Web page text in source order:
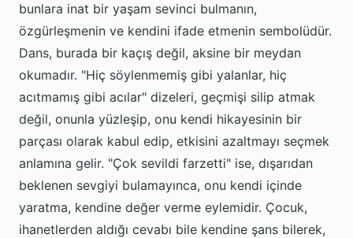
bunlara inat bir yaşam sevinci bulmanın,
özgürleşmenin ve kendini ifade etmenin sembolüdür.
Dans, burada bir kaçış değil, aksine bir meydan
okumadır. "Hiç söylenmemiş gibi yalanlar, hiç
acıtmamış gibi acılar" dizeleri, geçmişi silip atmak
değil, onunla yüzleşip, onu kendi hikayesinin bir
parçası olarak kabul edip, etkisini azaltmayı seçmek
anlamına gelir. "Çok sevildi farzetti" ise, dışarıdan
beklenen sevgiyi bulamayınca, onu kendi içinde
yaratma, kendine değer verme eylemidir. Çocuk,
ihanetlerden aldığı cevabı bile kendine şans bilerek,